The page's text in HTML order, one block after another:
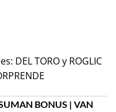
DEL TORO y ROGLIC
BONUS | VAN